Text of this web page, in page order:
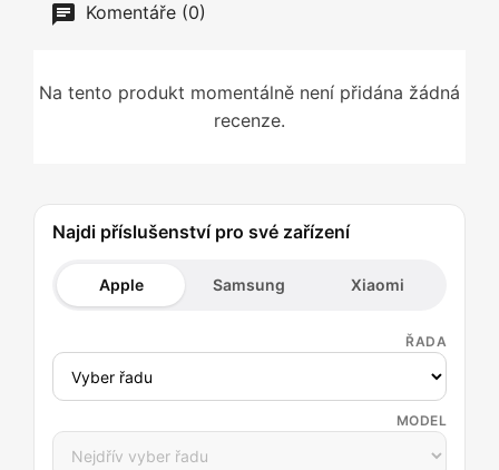
Komentáře (0)
Na tento produkt momentálně není přidána žádná
recenze.
Najdi příslušenství pro své zařízení
Apple Samsung Xiaomi
ŘADA
MODEL